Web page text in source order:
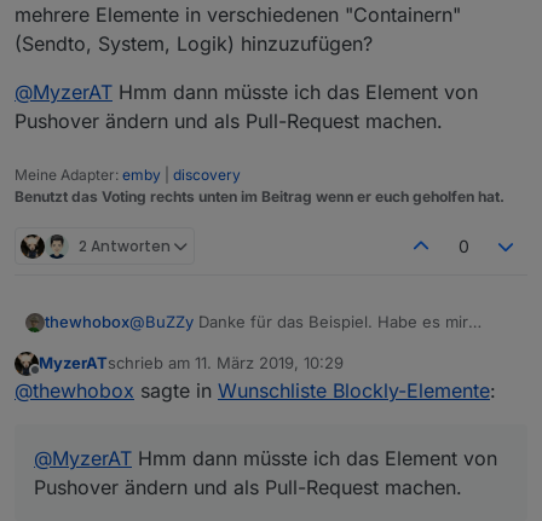
mehrere Elemente in verschiedenen "Containern"
(Sendto, System, Logik) hinzuzufügen?
@MyzerAT Hmm dann müsste ich das Element von
Pushover ändern und als Pull-Request machen.
Meine Adapter: emby
discovery
Benutzt das Voting rechts unten im Beitrag wenn er euch geholfen hat.
2 Antworten 0
thewhobox@BuZZy Danke für das Beispiel. Habe es mir
In der io-package muss noch blocks: true
angegeben werden.
Weißt du auch ob es möglich ist mit der Methode
mehrere Elemente in verschiedenen "Containern"
Offline
MyzerATschrieb am 11. März 2019, 10:29
zuletzt editiert von
@thewhobox sagte in Wunschliste Blockly-Elemente:
@MyzerAT Hmm dann müsste ich das Element von
Pushover ändern und als Pull-Request machen.